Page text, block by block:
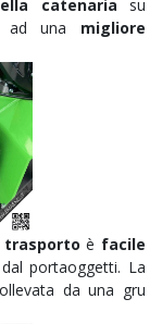
catenaria su
ad una migliore
trasporto è facile
portaoggetti. La
da una gru